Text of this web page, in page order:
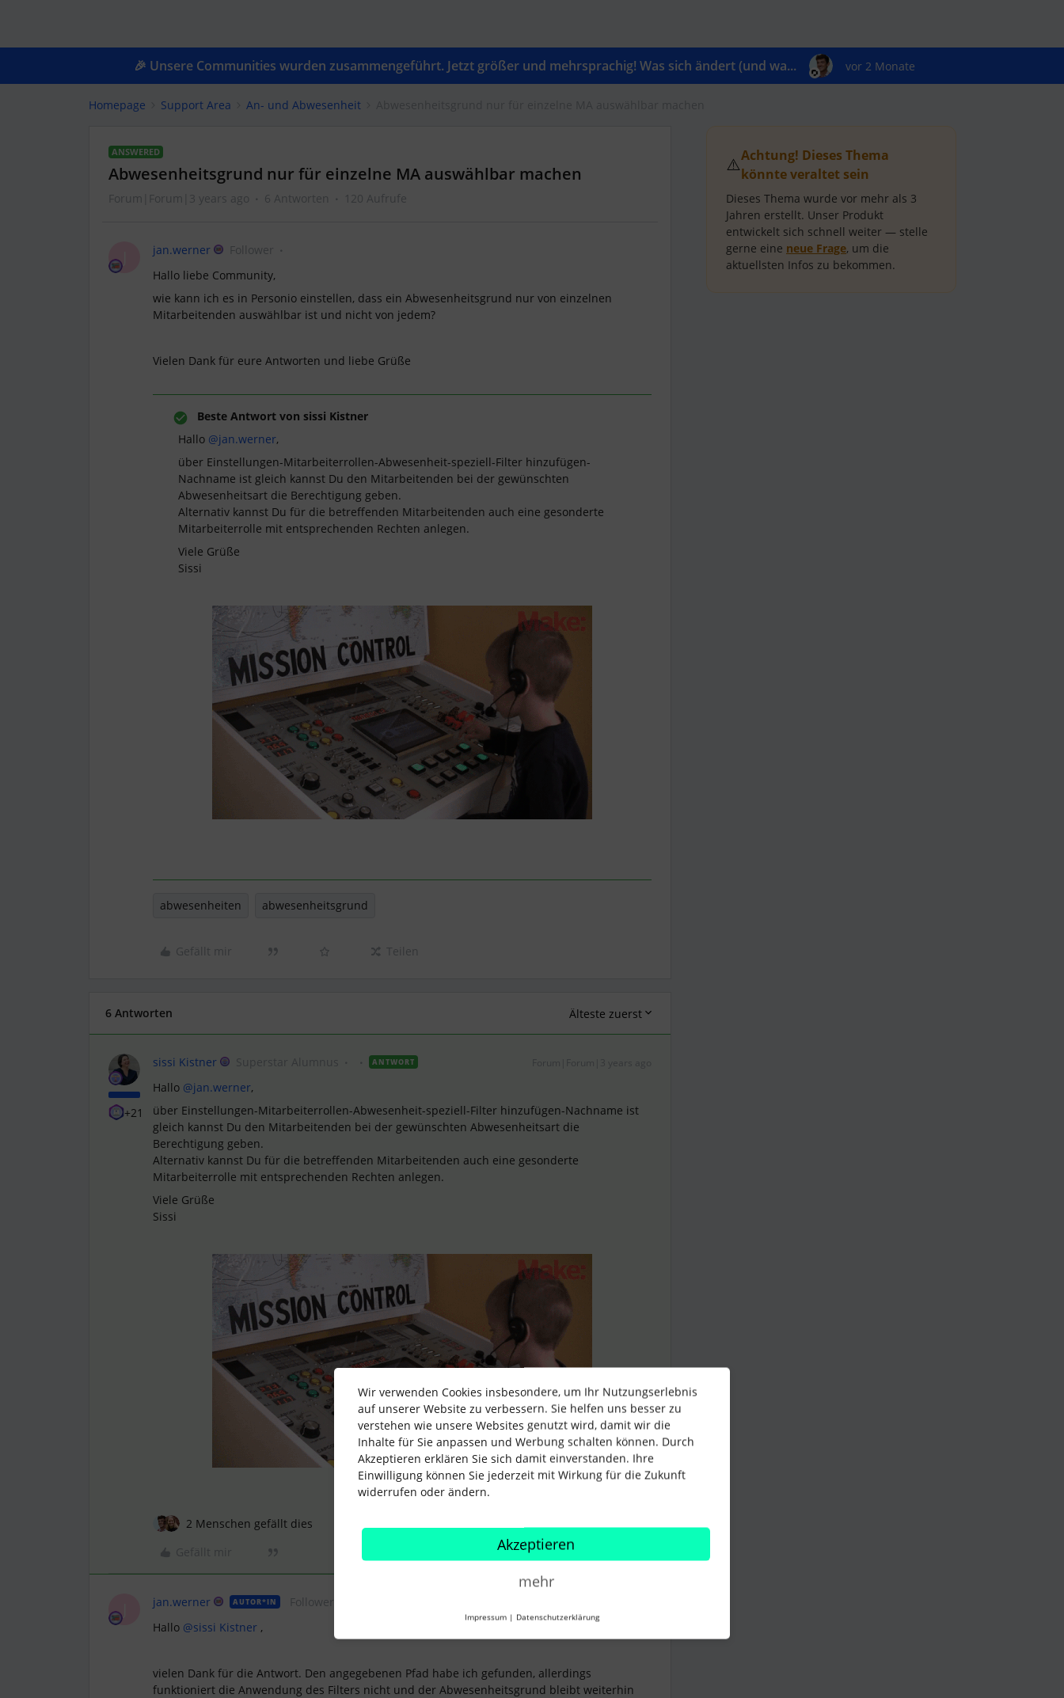
🎉 Unsere Communities wurden zusammengeführt. Jetzt größer und mehrsprachig! Was sich ändert (und wa... vor 2 Monate
Homepage Support Area An- und Abwesenheit
ANSWERED
Abwesenheitsgrund nur für einzelne MA auswählbar machen
Forum|Forum|3 years ago 6 Antworten 120 Aufrufe
jan.werner
Follower
Hallo liebe Community,
wie kann ich es in Personio einstellen, dass ein Abwesenheitsgrund nur von einzelnen
Mitarbeitenden auswählbar ist und nicht von jedem?
Vielen Dank für eure Antworten und liebe Grüße
Beste Antwort von sissi Kistner
Hallo @jan.werner,
über Einstellungen-Mitarbeiterrollen-Abwesenheit-speziell-Filter hinzufügen-
Nachname ist gleich kannst Du den Mitarbeitenden bei der gewünschten
Abwesenheitsart die Berechtigung geben.
Alternativ kannst Du für die betreffenden Mitarbeitenden auch eine gesonderte
Mitarbeiterrolle mit entsprechenden Rechten anlegen.
Viele Grüße
Sissi
abwesenheiten abwesenheitsgrund
Gefällt mir Teilen
6 Antworten Älteste zuerst
+21
sissi Kistner ANTWORT
Hallo @jan.werner,
über Einstellungen-Mitarbeiterrollen-Abwesenheit-speziell-Filter hinzufügen-Nachname ist
gleich kannst Du den Mitarbeitenden bei der gewünschten Abwesenheitsart die
Berechtigung geben.
Alternativ kannst Du für die betreffenden Mitarbeitenden auch eine gesonderte
Mitarbeiterrolle mit entsprechenden Rechten anlegen.
Viele Grüße
Sissi
2 Menschen gefällt dies
jan.werner AUTOR*IN Follower
Hallo @sissi Kistner ,
vielen Dank für die Antwort. Den angegebenen Pfad habe ich gefunden, allerdings
funktioniert die Anwendung des Filters nicht und der Abwesenheitsgrund bleibt weiterhin
⚠️Achtung! Dieses Thema
könnte veraltet sein
Dieses Thema wurde vor mehr als 3
Jahren erstellt. Unser Produkt
entwickelt sich schnell weiter — stelle
gerne eine neue Frage, um die
aktuellsten Infos zu bekommen.
Wir verwenden Cookies insbesondere, um Ihr Nutzungserlebnis
auf unserer Website zu verbessern. Sie helfen uns besser zu
verstehen wie unsere Websites genutzt wird, damit wir die
Inhalte für Sie anpassen und Werbung schalten können. Durch
Akzeptieren erklären Sie sich damit einverstanden. Ihre
Einwilligung können Sie jederzeit mit Wirkung für die Zukunft
widerrufen oder ändern.
Akzeptieren
mehr
Impressum | Datenschutzerklärung